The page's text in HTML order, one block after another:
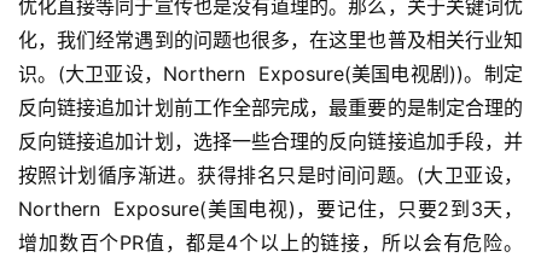
优化直接等同于宣传也是没有道理的。那么，关于关键词优
化，我们经常遇到的问题也很多，在这里也普及相关行业知
识。(大卫亚设，Northern  Exposure(美国电视剧))。制定
反向链接追加计划前工作全部完成，最重要的是制定合理的
反向链接追加计划，选择一些合理的反向链接追加手段，并
按照计划循序渐进。获得排名只是时间问题。(大卫亚设，
Northern  Exposure(美国电视)，要记住，只要2到3天，
增加数百个PR值，都是4个以上的链接，所以会有危险。